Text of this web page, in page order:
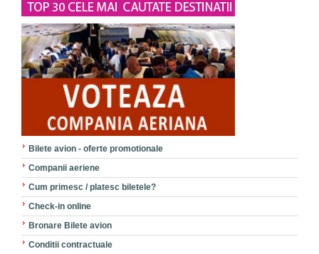
Bilete avion - oferte promotionale
Companii aeriene
Cum primesc / platesc biletele?
Check-in online
Bronare Bilete avion
Conditii contractuale